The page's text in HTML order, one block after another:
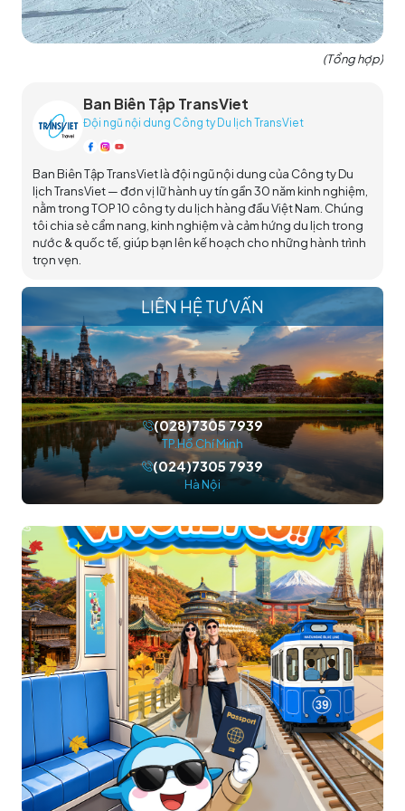
(Tổng hợp)
Ban Biên Tập TransViet
Đội ngũ nội dung Công ty Du lịch TransViet
Ban Biên Tập TransViet là đội ngũ nội dung của Công ty Du
lịch TransViet — đơn vị lữ hành uy tín gần 30 năm kinh nghiệm,
nằm trong TOP 10 công ty du lịch hàng đầu Việt Nam. Chúng
tôi chia sẻ cẩm nang, kinh nghiệm và cảm hứng du lịch trong
nước & quốc tế, giúp bạn lên kế hoạch cho những hành trình
trọn vẹn.
LIÊN HỆ TƯ VẤN
(028)7305 7939
TP.Hồ Chí Minh
(024)7305 7939
Hà Nội